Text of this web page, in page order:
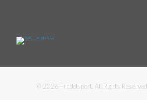
© 2026 Fradelsport. All Rights Reserved.